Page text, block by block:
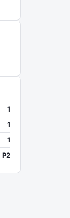
1
1
1
P2